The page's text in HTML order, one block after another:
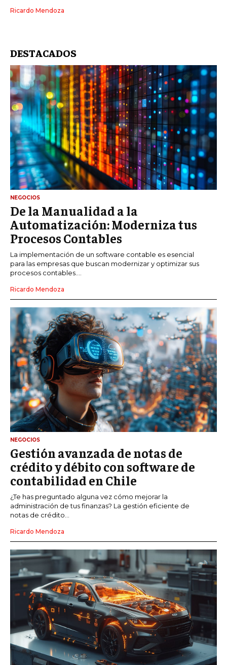
Ricardo Mendoza
DESTACADOS
NEGOCIOS
De la Manualidad a la
Automatización: Moderniza tus
Procesos Contables
La implementación de un software contable es esencial
para las empresas que buscan modernizar y optimizar sus
procesos contables....
Ricardo Mendoza
NEGOCIOS
Gestión avanzada de notas de
crédito y débito con software de
contabilidad en Chile
¿Te has preguntado alguna vez cómo mejorar la
administración de tus finanzas? La gestión eficiente de
notas de crédito...
Ricardo Mendoza